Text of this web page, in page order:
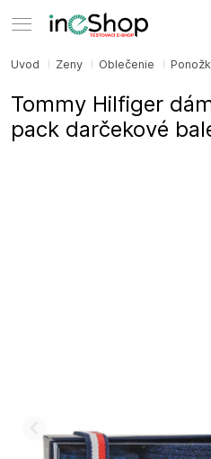
Úvod Ženy Oblečenie
Tommy Hilfiger
pack darčekové